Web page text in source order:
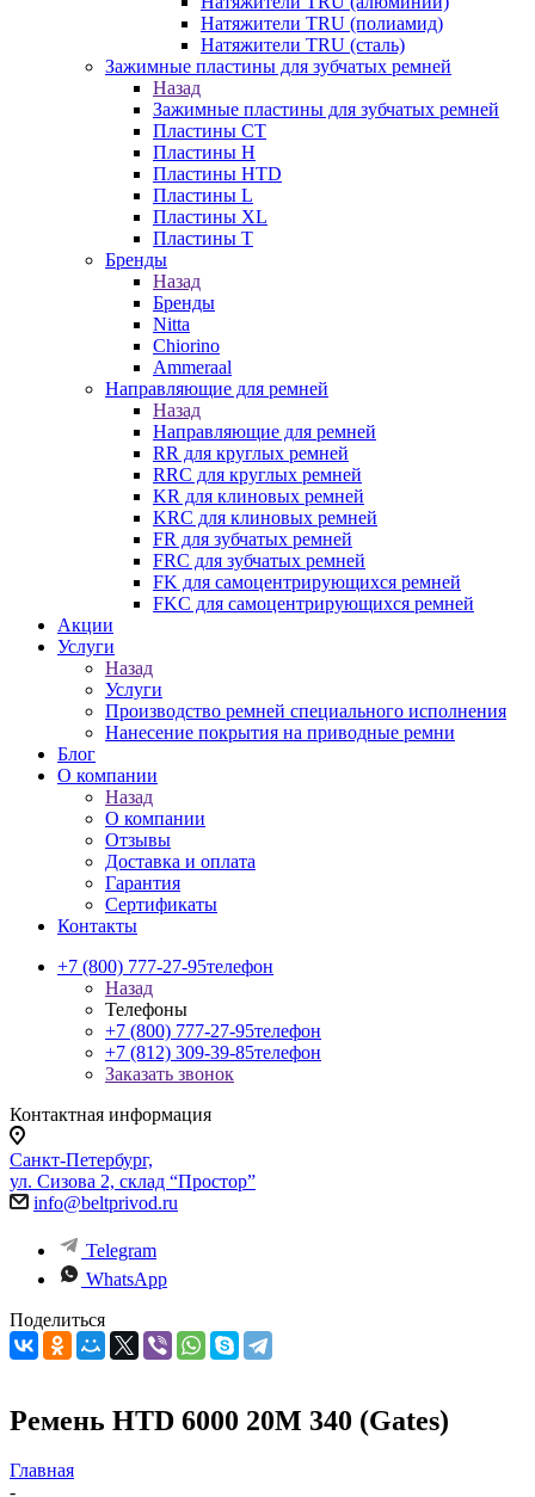
Натяжители TRU (полиамид)
Натяжители TRU (сталь)
Зажимные пластины для зубчатых ремней
Назад
Зажимные пластины для зубчатых ремней
Пластины CT
Пластины H
Пластины HTD
Пластины L
Пластины XL
Пластины T
Бренды
Назад
Бренды
Nitta
Chiorino
Ammeraal
Направляющие для ремней
Назад
Направляющие для ремней
RR для круглых ремней
RRC для круглых ремней
KR для клиновых ремней
KRC для клиновых ремней
FR для зубчатых ремней
FRC для зубчатых ремней
FK для самоцентрирующихся ремней
FKC для самоцентрирующихся ремней
Акции
Услуги
Назад
Услуги
Производство ремней специального исполнения
Нанесение покрытия на приводные ремни
Блог
О компании
Назад
О компании
Отзывы
Доставка и оплата
Гарантия
Сертификаты
Контакты
+7 (800) 777-27-95телефон
Назад
Телефоны
+7 (800) 777-27-95телефон
+7 (812) 309-39-85телефон
Заказать звонок
Контактная информация
Санкт-Петербург,
ул. Сизова 2, склад “Простор”
info@beltprivod.ru
Telegram
WhatsApp
Поделиться
Ремень HTD 6000 20M 340 (Gates)
Главная
-